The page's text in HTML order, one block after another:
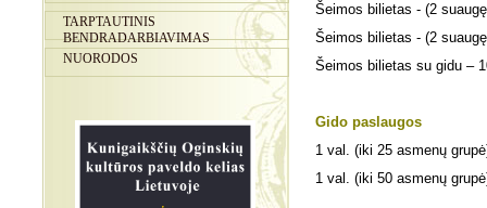
TARPTAUTINIS
BENDRADARBIAVIMAS
NUORODOS
Šeimos bilietas - (2
Šeimos bilietas - (2
Šeimos bilietas su gidu –
Gido paslaugos
1 val. (iki 25 asmenų
1 val. (iki 50 asmenų